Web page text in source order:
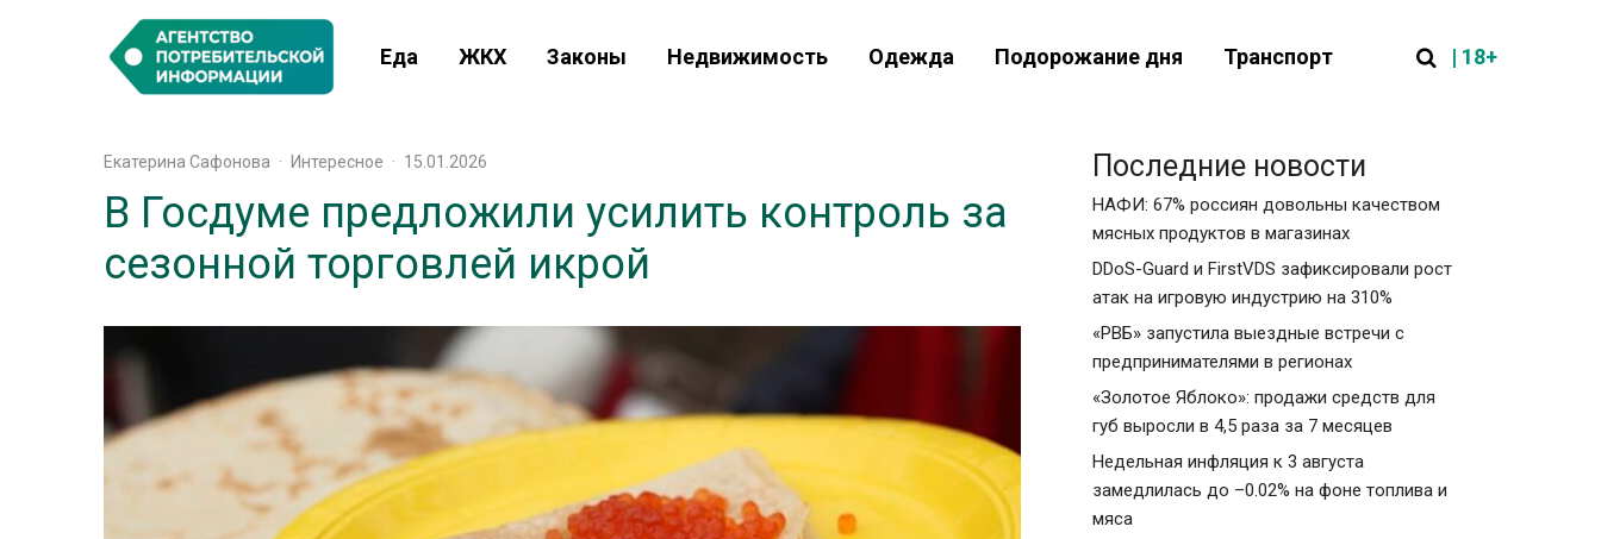
Еда ЖКХ Законы Недвижимость Одежда Подорожание дня Транспорт | 18+
Екатерина Сафонова · Интересное · 15.01.2026
В Госдуме предложили усилить контроль за
сезонной торговлей икрой
Последние новости
НАФИ: 67% россиян довольны качеством
мясных продуктов в магазинах
DDoS-Guard и FirstVDS зафиксировали рост
атак на игровую индустрию на 310%
«РВБ» запустила выездные встречи с
предпринимателями в регионах
«Золотое Яблоко»: продажи средств для
губ выросли в 4,5 раза за 7 месяцев
Недельная инфляция к 3 августа
замедлилась до –0.02% на фоне топлива и
мяса